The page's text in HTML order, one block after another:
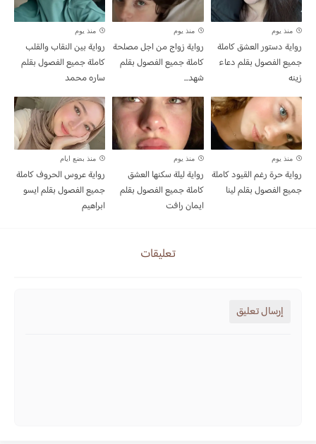
منذ يوم
رواية دستور العشق كاملة
جميع الفصول بقلم دعاء
زينه
منذ يوم
رواية زواج من اجل مصلحة
كاملة جميع الفصول بقلم
شهد...
منذ يوم
رواية بين النقاب والقلب
كاملة جميع الفصول بقلم
ساره محمد
منذ يوم
رواية حرة رغم القيود كاملة
جميع الفصول بقلم لينا
منذ يوم
رواية ليلة سكنها العشق
كاملة جميع الفصول بقلم
ايمان رافت
منذ بضع ايام
رواية عروس الحروف كاملة
جميع الفصول بقلم ايسو
ابراهيم
تعليقات
إرسال تعليق